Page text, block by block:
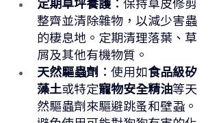
定期草坪養護 ：保持草皮修剪
整齊並清除雜物，以減少害蟲
的棲息地。定期清理落葉、草
屑及其他有機物質。
天然驅蟲劑
：使用如食品級矽
藻土或特定寵物安全精油等天
然驅蟲劑來驅避跳蚤和壁蝨。